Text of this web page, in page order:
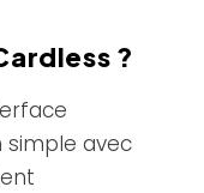
?
simple avec